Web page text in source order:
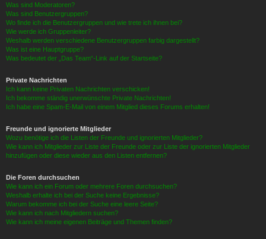
Was sind Moderatoren?
Was sind Benutzergruppen?
Wo finde ich die Benutzergruppen und wie trete ich ihnen bei?
Wie werde ich Gruppenleiter?
Weshalb werden verschiedene Benutzergruppen farbig dargestellt?
Was ist eine Hauptgruppe?
Was bedeutet der „Das Team“-Link auf der Startseite?
Private Nachrichten
Ich kann keine Privaten Nachrichten verschicken!
Ich bekomme ständig unerwünschte Private Nachrichten!
Ich habe eine Spam-E-Mail von einem Mitglied dieses Forums erhalten!
Freunde und ignorierte Mitglieder
Wozu benötige ich die Listen der Freunde und ignorierten Mitglieder?
Wie kann ich Mitglieder zur Liste der Freunde oder zur Liste der ignorierten Mitglieder
hinzufügen oder diese wieder aus den Listen entfernen?
Die Foren durchsuchen
Wie kann ich ein Forum oder mehrere Foren durchsuchen?
Weshalb erhalte ich bei der Suche keine Ergebnisse?
Warum bekomme ich bei der Suche eine leere Seite?
Wie kann ich nach Mitgliedern suchen?
Wie kann ich meine eigenen Beiträge und Themen finden?